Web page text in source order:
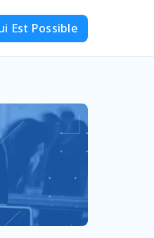
Est Possible